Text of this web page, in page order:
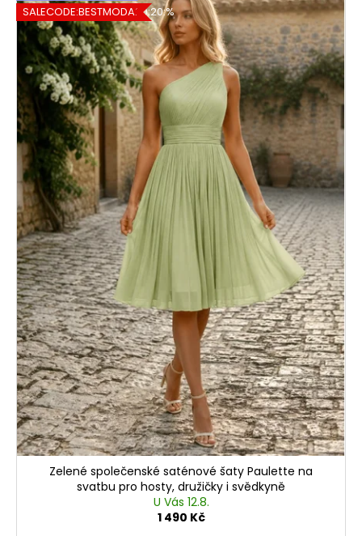
SALECODE:BESTMODA20:20:%
Zelené společenské saténové šaty Paulette na
svatbu pro hosty, družičky i svědkyně
U Vás 12.8.
1 490 Kč